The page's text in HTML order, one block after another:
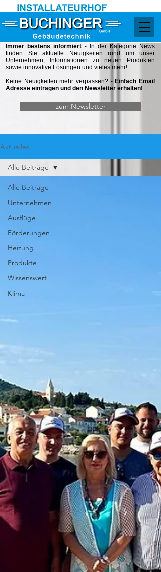
Immer bestens informiert - In der Kategorie
News
finden Sie aktuelle Neuigkeiten rund um unser
Unternehmen, Informationen zu neuen Produkten
sowie innovative Lösungen und vieles mehr!
Keine Neuigkeiten mehr verpassen? - Einfach Email
Adresse eintragen und den Newsletter erhalten!
zum Newsletter
Aktuelles
Alle Beiträge
Unternehmen
Ausflüge
Förderungen
Heizung
Produkte
Wissenswert
Klima
Alle Beiträge